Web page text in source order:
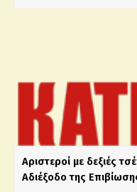
Αριστεροί με δεξιές
Αδιέξοδο της